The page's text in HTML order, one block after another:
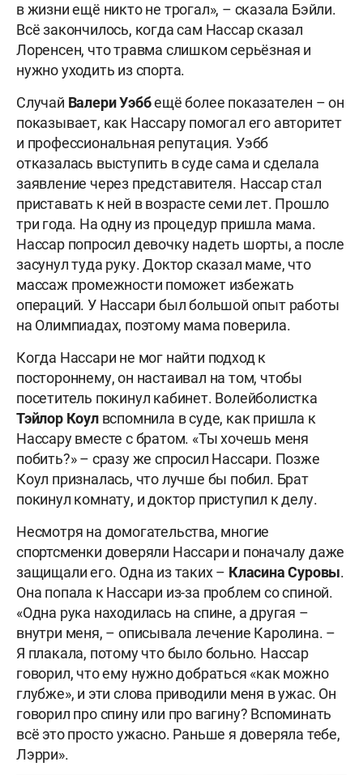
в жизни ещё никто не трогал», – сказала Бэйли.
Всё закончилось, когда сам Нассар сказал
Лоренсен, что травма слишком серьёзная и
нужно уходить из спорта.
Случай Валери Уэббещё более показателен – он
показывает, как Нассару помогал его авторитет
и профессиональная репутация. Уэбб
отказалась выступить в суде сама и сделала
заявление через представителя. Нассар стал
приставать к ней в возрасте семи лет. Прошло
три года. На одну из процедур пришла мама.
Нассар попросил девочку надеть шорты, а после
засунул туда руку. Доктор сказал маме, что
массаж промежности поможет избежать
операций. У Нассари был большой опыт работы
на Олимпиадах, поэтому мама поверила.
Когда Нассари не мог найти подход к
постороннему, он настаивал на том, чтобы
посетитель покинул кабинет. Волейболистка
Тэйлор Коулвспомнила в суде, как пришла к
Нассару вместе с братом. «Ты хочешь меня
побить?» – сразу же спросил Нассари. Позже
Коул призналась, что лучше бы побил. Брат
покинул комнату, и доктор приступил к делу.
Несмотря на домогательства, многие
спортсменки доверяли Нассари и поначалу даже
защищали его. Одна из таких – Класина Суровы.
Она попала к Нассари из-за проблем со спиной.
«Одна рука находилась на спине, а другая –
внутри меня, – описывала лечение Каролина. –
Я плакала, потому что было больно. Нассар
говорил, что ему нужно добраться «как можно
глубже», и эти слова приводили меня в ужас. Он
говорил про спину или про вагину? Вспоминать
всё это просто ужасно. Раньше я доверяла тебе,
Лэрри».